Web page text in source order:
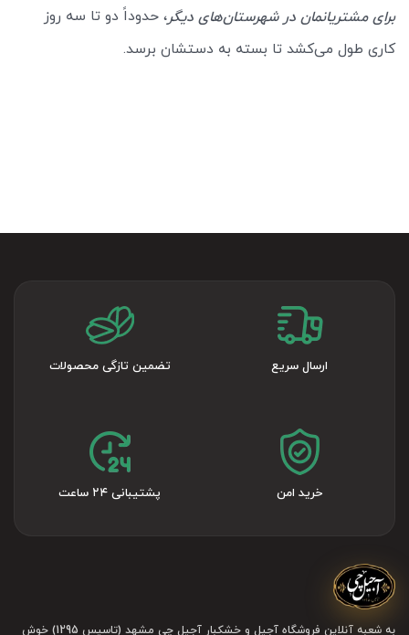
برای مشتریانمان در شهرستان‌های دیگر، حدوداً دو تا سه روز
کاری طول می‌کشد تا بسته به دستشان برسد.
ارسال سریع تضمین تازگی محصولات
خرید امن پشتیبانی ۲۴ ساعت
به شعبه آنلاین فروشگاه آجیل و خشکبار آجیل چی مشهد (تاسیس 1295) خوش